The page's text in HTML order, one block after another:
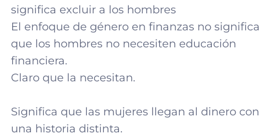
significa excluir a los hombres
El enfoque de género en finanzas no significa
que los hombres no necesiten educación
financiera.
Claro que la necesitan.
Significa que las mujeres llegan al dinero con
una historia distinta.